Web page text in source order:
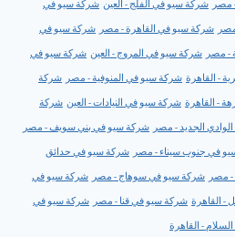
- مصر شركة سيو في الفلج - العين شركة سيو في
مصر شركة سيو في القاهرة - مصر شركة سيو في
- مصر شركة سيو في المروج - العين شركة سيو في
- القاهرة شركة سيو في المنوفية - مصر شركة
- القاهرة شركة سيو في النيادات - العين شركة
الجديد - مصر شركة سيو في بني سويف - مصر
في جنوب سيناء - مصر شركة سيو في حدائق
- مصر شركة سيو في سوهاج - مصر شركة سيو في
- القاهرة شركة سيو في قنا - مصر شركة سيو في
- القاهرة